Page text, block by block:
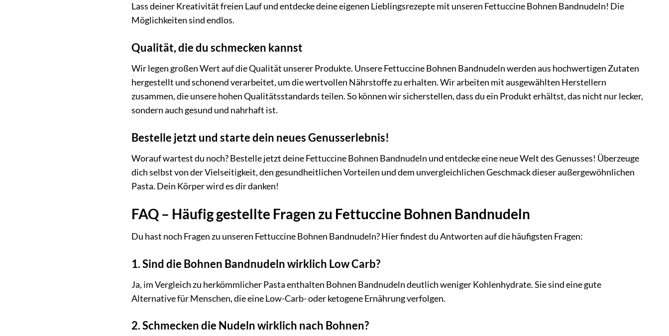
Lass deiner Kreativität freien Lauf und entdecke deine eigenen Lieblingsrezepte mit unseren Fettuccine Bohnen Bandnudeln! Die
Möglichkeiten sind endlos.
Qualität, die du schmecken kannst
Wir legen großen Wert auf die Qualität unserer Produkte. Unsere Fettuccine Bohnen Bandnudeln werden aus hochwertigen Zutaten
hergestellt und schonend verarbeitet, um die wertvollen Nährstoffe zu erhalten. Wir arbeiten mit ausgewählten Herstellern
zusammen, die unsere hohen Qualitätsstandards teilen. So können wir sicherstellen, dass du ein Produkt erhältst, das nicht nur lecker,
sondern auch gesund und nahrhaft ist.
Bestelle jetzt und starte dein neues Genusserlebnis!
Worauf wartest du noch? Bestelle jetzt deine Fettuccine Bohnen Bandnudeln und entdecke eine neue Welt des Genusses! Überzeuge
dich selbst von der Vielseitigkeit, den gesundheitlichen Vorteilen und dem unvergleichlichen Geschmack dieser außergewöhnlichen
Pasta. Dein Körper wird es dir danken!
FAQ – Häufig gestellte Fragen zu Fettuccine Bohnen Bandnudeln
Du hast noch Fragen zu unseren Fettuccine Bohnen Bandnudeln? Hier findest du Antworten auf die häufigsten Fragen:
1. Sind die Bohnen Bandnudeln wirklich Low Carb?
Ja, im Vergleich zu herkömmlicher Pasta enthalten Bohnen Bandnudeln deutlich weniger Kohlenhydrate. Sie sind eine gute
Alternative für Menschen, die eine Low-Carb- oder ketogene Ernährung verfolgen.
2. Schmecken die Nudeln wirklich nach Bohnen?